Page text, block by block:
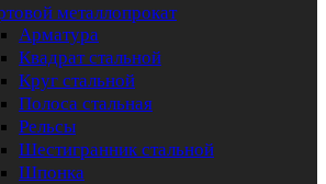
металлопрокат
Арматура
Квадрат стальной
Круг стальной
Полоса стальная
Рельсы
Шестигранник стальной
Шпонка